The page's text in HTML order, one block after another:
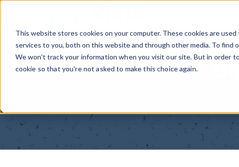
This website stores cookies on your computer. These cookies are
services to you, both on this website and through other media. To find
We won't track your information when you visit our site. But in order
cookie so that you're not asked to make this choice again.